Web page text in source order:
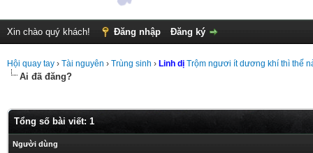
Xin chào quý khách! Đăng nhập Đăng ký
Hội quay tay › Tài nguyên › Trùng sinh › Linh dị Trộm ngươi ít dương khí thì thế
Ai đã đăng?
Tổng số bài viết: 1
Người dùng